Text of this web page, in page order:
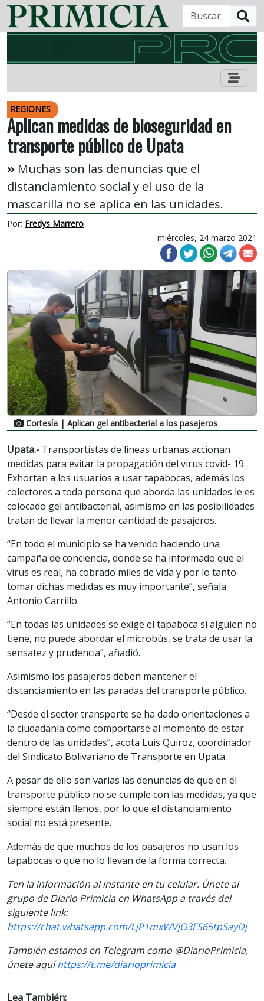
REGIONES
Aplican medidas de bioseguridad en
transporte público de Upata
Muchas son las denuncias que el
distanciamiento social y el uso de la
mascarilla no se aplica en las unidades.
Por: Fredys Marrero
miércoles, 24 marzo 2021
Cortesía | Aplican gel antibacterial a los pasajeros
Upata.- Transportistas de líneas urbanas accionan
medidas para evitar la propagación del virus covid- 19.
Exhortan a los usuarios a usar tapabocas, además los
colectores a toda persona que aborda las unidades le es
colocado gel antibacterial, asimismo en las posibilidades
tratan de llevar la menor cantidad de pasajeros.
“En todo el municipio se ha venido haciendo una
campaña de conciencia, donde se ha informado que el
virus es real, ha cobrado miles de vida y por lo tanto
tomar dichas medidas es muy importante”, señala
Antonio Carrillo.
“En todas las unidades se exige el tapaboca si alguien no
tiene, no puede abordar el microbús, se trata de usar la
sensatez y prudencia”, añadió.
Asimismo los pasajeros deben mantener el
distanciamiento en las paradas del transporte público.
“Desde el sector transporte se ha dado orientaciones a
la ciudadanía como comportarse al momento de estar
dentro de las unidades”, acota Luis Quiroz, coordinador
del Sindicato Bolivariano de Transporte en Upata.
A pesar de ello son varias las denuncias de que en el
transporte público no se cumple con las medidas, ya que
siempre están llenos, por lo que el distanciamiento
social no está presente.
Además de que muchos de los pasajeros no usan los
tapabocas o que no lo llevan de la forma correcta.
Ten la información al instante en tu celular. Únete al
grupo de Diario Primicia en WhatsApp a través del
siguiente link:
https://chat.whatsapp.com/LjP1mxWVjO3FS65tpSayDj
También estamos en Telegram como @DiarioPrimicia,
únete aquíhttps://t.me/diarioprimicia
Lea También: